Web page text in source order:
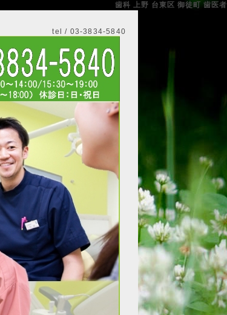
歯科 上野 台東区 御徒町 歯医者
tel / 03-3834-5840